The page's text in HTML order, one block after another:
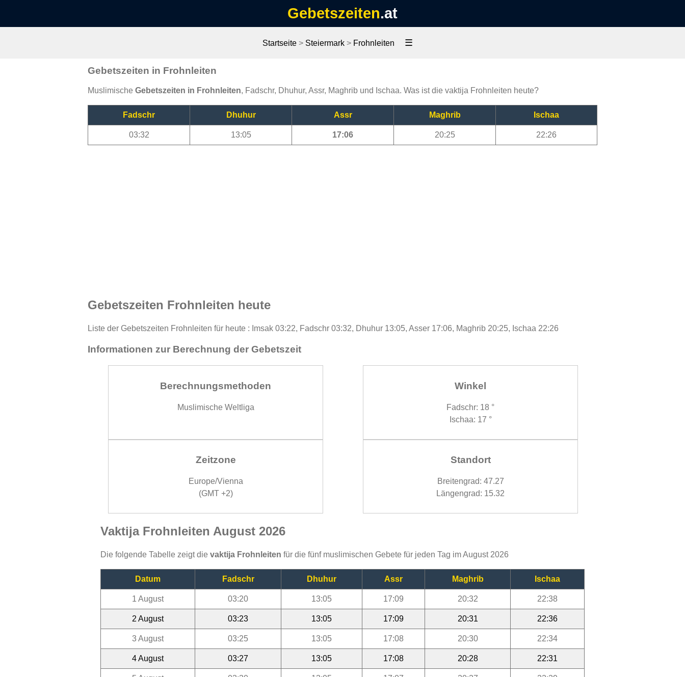
Gebetszeiten.at
Startseite> Steiermark> Frohnleiten ☰
Gebetszeiten in Frohnleiten
Muslimische Gebetszeiten in Frohnleiten, Fadschr, Dhuhur, Assr, Maghrib und Ischaa. Was ist die vaktija Frohnleiten heute?
Fadschr Dhuhur Assr Maghrib Ischaa
03:32 13:05 17:06 20:25 22:26
Gebetszeiten Frohnleiten heute
Liste der Gebetszeiten Frohnleiten für heute : Imsak 03:22, Fadschr 03:32, Dhuhur 13:05, Asser 17:06, Maghrib 20:25, Ischaa 22:26
Informationen zur Berechnung der Gebetszeit
Berechnungsmethoden
Muslimische Weltliga
Winkel
Fadschr: 18 °
Ischaa: 17 °
Zeitzone
Europe/Vienna
(GMT +2)
Standort
Breitengrad: 47.27
Längengrad: 15.32
Vaktija Frohnleiten August 2026
Die folgende Tabelle zeigt die vaktija Frohnleiten für die fünf muslimischen Gebete für jeden Tag im August 2026
Datum Fadschr Dhuhur Assr Maghrib Ischaa
1 August 03:20 13:05 17:09 20:32 22:38
2 August 03:23 13:05 17:09 20:31 22:36
3 August 03:25 13:05 17:08 20:30 22:34
4 August 03:27 13:05 17:08 20:28 22:31